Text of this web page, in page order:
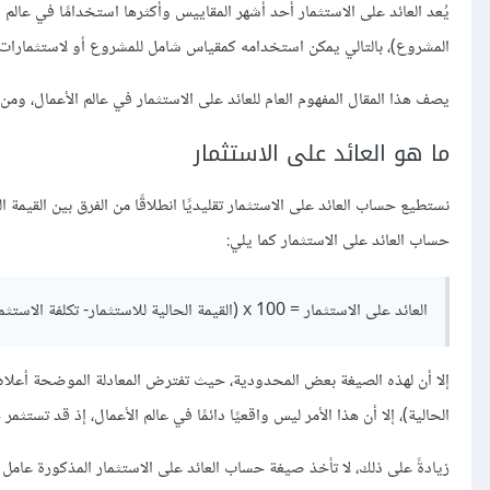
يُعد العائد على الاستثمار أحد أشهر المقاييس وأكثرها استخدامًا في
المشروع)، بالتالي يمكن استخدامه كمقياس شامل للمشروع أو
يصف هذا المقال المفهوم العام للعائد على الاستثمار في عالم
ما هو العائد على الاستثمار
نستطيع حساب العائد على الاستثمار تقليديًا انطلاقًا من الفرق بين
حساب العائد على الاستثمار كما يلي:
العائد على الاستثمار = 100 x (القيمة الحالية للاستثمار- تكلفة الاستثمار) / تكلفة الاستثمار
إلا أن لهذه الصيغة بعض المحدودية، حيث تفترض المعادلة الموضحة
الحالية)، إلا أن هذا الأمر ليس واقعيًا دائمًا في عالم الأعمال، إذ قد
زيادةً على ذلك، لا تأخذ صيغة حساب العائد على الاستثمار المذكورة